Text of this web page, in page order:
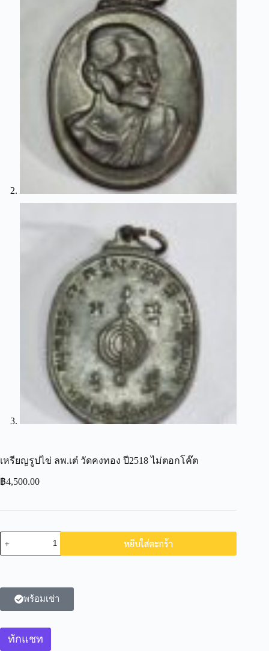
เหรียญรูปไข่ ลพ.เต๋ วัดคงทอง ปี2518 ไม่ตอกโค๊ต
฿4,500.00
หยิบใส่ตะกร้า
พร้อมเช่า
ทักแชท